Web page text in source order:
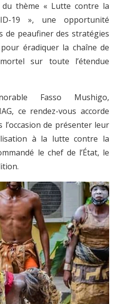
thème « Lutte contre la
19 », une opportunité
de peaufiner des stratégies
éradiquer la chaîne de
sur toute l’étendue
Fasso Mushigo,
ce rendez-vous accorde
de présenter leur
à la lutte contre la
le chef de l’État, le